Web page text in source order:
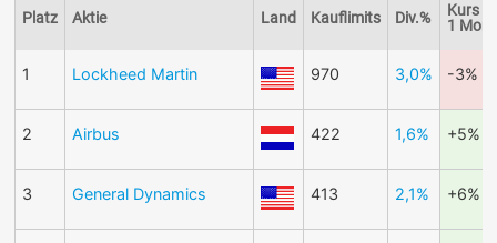
Platz Aktie Land Kauflimits Div.%
Kurs
1
1 Lockheed Martin 970 3,0% -3%
2 Airbus 422 1,6% +5%
3 General Dynamics 413 2,1% +6%